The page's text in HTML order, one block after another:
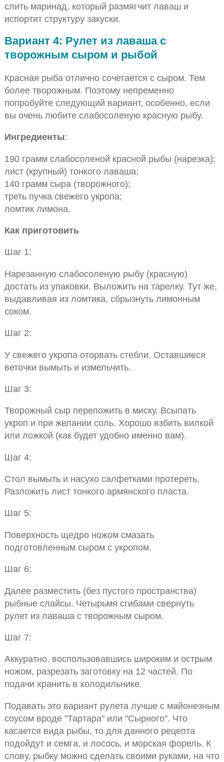
слить маринад, который размягчит лаваш и
испортит структуру закуски.
Вариант 4: Рулет из лаваша с
творожным сыром и рыбой
Красная рыба отлично сочетается с сыром. Тем
более творожным. Поэтому непременно
попробуйте следующий вариант, особенно, если
вы очень любите слабосоленую красную рыбу.
Ингредиенты:
190 грамм слабосоленой красной рыбы (нарезка);
лист (крупный) тонкого лаваша;
140 грамм сыра (творожного);
треть пучка свежего укропа;
ломтик лимона.
Как приготовить
Шаг 1:
Нарезанную слабосоленую рыбу (красную)
достать из упаковки. Выложить на тарелку. Тут же,
выдавливая из ломтика, сбрызнуть лимонным
соком.
Шаг 2:
У свежего укропа оторвать стебли. Оставшиеся
веточки вымыть и измельчить.
Шаг 3:
Творожный сыр переложить в миску. Всыпать
укроп и при желании соль. Хорошо взбить вилкой
или ложкой (как будет удобно именно вам).
Шаг 4:
Стол вымыть и насухо салфетками протереть.
Разложить лист тонкого армянского пласта.
Шаг 5:
Поверхность щедро ножом смазать
подготовленным сыром с укропом.
Шаг 6:
Далее разместить (без пустого пространства)
рыбные слайсы. Четырьмя сгибами свернуть
рулет из лаваша с творожным сыром.
Шаг 7:
Аккуратно, воспользовавшись широким и острым
ножом, разрезать заготовку на 12 частей. По
подачи хранить в холодильнике.
Подавать это вариант рулета лучше с майонезным
соусом вроде "Тартара" или "Сырного". Что
касается вида рыбы, то для данного рецепта
подойдут и семга, и лосось, и морская форель. К
слову, рыбку можно сделать своими руками, на что